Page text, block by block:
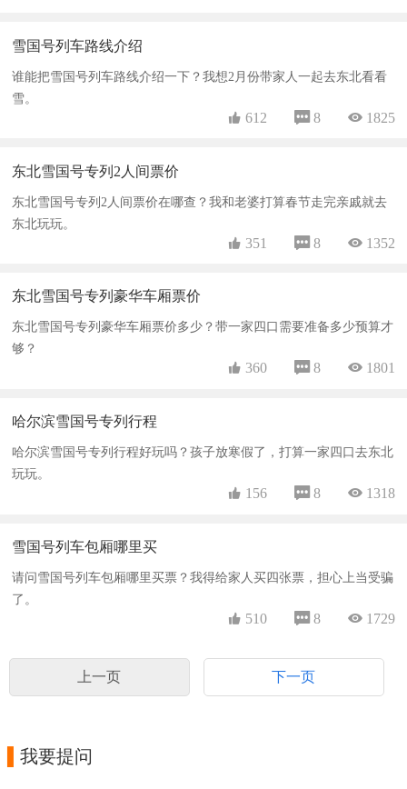
雪国号列车路线介绍
谁能把雪国号列车路线介绍一下？我想2月份带家人一起去东北看看
雪。
 612  8  1825
东北雪国号专列2人间票价
东北雪国号专列2人间票价在哪查？我和老婆打算春节走完亲戚就去
东北玩玩。
 351  8  1352
东北雪国号专列豪华车厢票价
东北雪国号专列豪华车厢票价多少？带一家四口需要准备多少预算才
够？
 360  8  1801
哈尔滨雪国号专列行程
哈尔滨雪国号专列行程好玩吗？孩子放寒假了，打算一家四口去东北
玩玩。
 156  8  1318
雪国号列车包厢哪里买
请问雪国号列车包厢哪里买票？我得给家人买四张票，担心上当受骗
了。
 510  8  1729
上一页 下一页
我要提问